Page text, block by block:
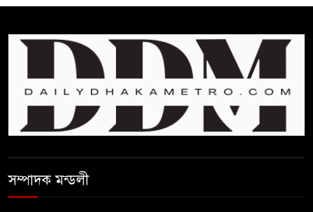
শেখ হাসিনা দেশে ফিরে আসুক,
গণহত্যার দায়ে কারাগারে যাক :
আইনমন্ত্রী
বিলুপ্ত হচ্ছে র‍্যাব,নতুন বাহিনী
‘স্পেশাল রেসপন্স ব্যাটালিয়ন’
সম্পাদক মন্ডলী